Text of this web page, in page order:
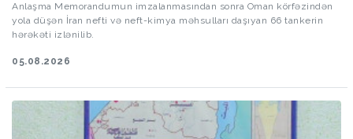
Anlaşma Memorandumun imzalanmasından sonra Oman körfəzindən
yola düşən İran nefti və neft-kimya məhsulları daşıyan 66 tankerin
hərəkəti izlənilib.
05.08.2026